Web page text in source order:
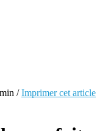
/Imprimer cet article